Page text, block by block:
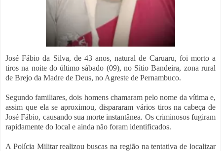
José Fábio da Silva, de 43 anos, natural de Caruaru, foi morto a
tiros na noite do último sábado (09), no Sítio Bandeira, zona rural
de Brejo da Madre de Deus, no Agreste de Pernambuco.
Segundo familiares, dois homens chamaram pelo nome da vítima e,
assim que ela se aproximou, dispararam vários tiros na cabeça de
José Fábio, causando sua morte instantânea. Os criminosos fugiram
rapidamente do local e ainda não foram identificados.
A Polícia Militar realizou buscas na região na tentativa de localizar